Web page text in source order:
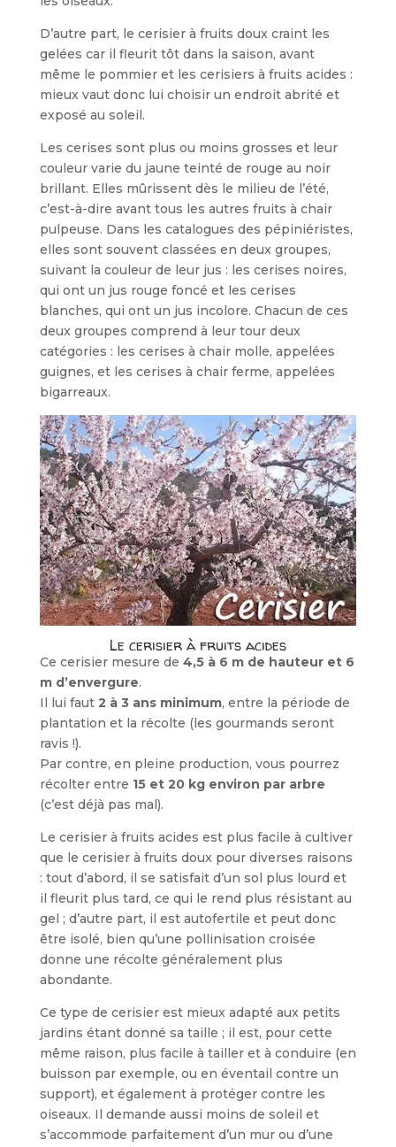
D’autre part, le cerisier à fruits doux craint les
gelées car il fleurit tôt dans la saison, avant
même le pommier et les cerisiers à fruits acides :
mieux vaut donc lui choisir un endroit abrité et
exposé au soleil.
Les cerises sont plus ou moins grosses et leur
couleur varie du jaune teinté de rouge au noir
brillant. Elles mûrissent dès le milieu de l’été,
c’est-à-dire avant tous les autres fruits à chair
pulpeuse. Dans les catalogues des pépiniéristes,
elles sont souvent classées en deux grou­pes,
suivant la couleur de leur jus : les cerises noires,
qui ont un jus rouge foncé et les cerises
blanches, qui ont un jus incolore. Chacun de ces
deux groupes comprend à leur tour deux
catégories : les cerises à chair molle, appelées
gui­gnes, et les cerises à chair ferme, appe­lées
bigarreaux.
Le cerisier à fruits acides
Ce cerisier mesure de 4,5 à 6 m de hauteur et 6
m d’envergure.
Il lui faut 2 à 3 ans minimum, entre la période de
plantation et la récolte (les gourmands seront
ravis !).
Par contre, en pleine production, vous pourrez
récolter entre 15 et 20 kg environ par arbre
(c’est déjà pas mal).
Le cerisier à fruits acides est plus facile à cultiver
que le cerisier à fruits doux pour diverses raisons
: tout d’abord, il se satisfait d’un sol plus lourd et
il fleurit plus tard, ce qui le rend plus résistant au
gel ; d’autre part, il est autofertile et peut donc
être isolé, bien qu’une pollinisation croisée
donne une récolte généra­lement plus
abondante.
Ce type de cerisier est mieux adapté aux petits
jardins étant donné sa taille ; il est, pour cette
même raison, plus facile à tailler et à conduire (en
buisson par exemple, ou en éventail contre un
sup­port), et également à protéger contre les
oiseaux. Il demande aussi moins de soleil et
s’accommode parfaitement d’un mur ou d’une